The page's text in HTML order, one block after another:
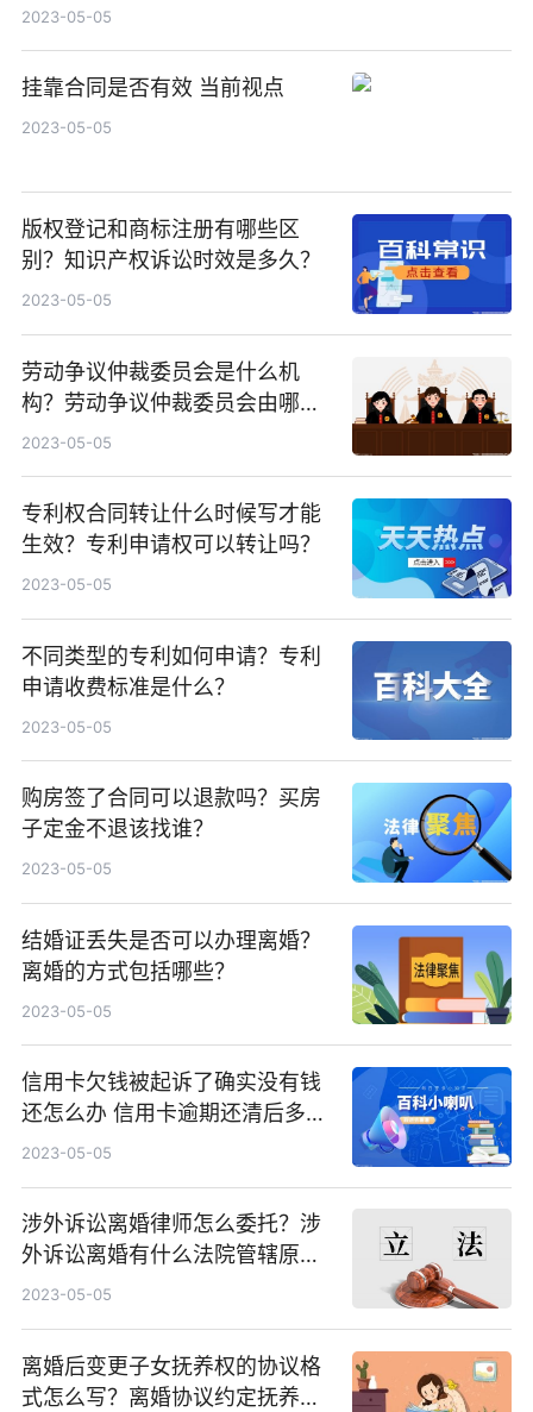
2023-05-05
挂靠合同是否有效 当前视点
2023-05-05
版权登记和商标注册有哪些区
别？知识产权诉讼时效是多久？
2023-05-05
劳动争议仲裁委员会是什么机
构？劳动争议仲裁委员会由哪些
人组成？
2023-05-05
专利权合同转让什么时候写才能
生效？专利申请权可以转让吗？
2023-05-05
不同类型的专利如何申请？专利
申请收费标准是什么？
2023-05-05
购房签了合同可以退款吗？买房
子定金不退该找谁？
2023-05-05
结婚证丢失是否可以办理离婚？
离婚的方式包括哪些？
2023-05-05
信用卡欠钱被起诉了确实没有钱
还怎么办 信用卡逾期还清后多久
可以贷款？
2023-05-05
涉外诉讼离婚律师怎么委托？涉
外诉讼离婚有什么法院管辖原
则？
2023-05-05
离婚后变更子女抚养权的协议格
式怎么写？离婚协议约定抚养权